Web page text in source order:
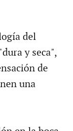
del
y seca",
de
una